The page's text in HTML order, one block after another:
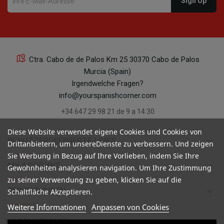
Ctra. Cabo de de Palos Km 25 30370 Cabo de Palos
Murcia (Spain)
Irgendwelche Fragen?
info@yourspanishcorner.com
+34 647 29 98 21 de 9 a 14:30
BENUTZERDEFINIERTE LINKS keyboard_arrow_down
MY ACCOUNT keyboard_arrow_down
BEWERTUNGEN
INFORMATIONEN
Diese Website verwendet eigene Cookies und Cookies von
Drittanbietern, um unsereDienste zu verbessern. Und zeigen
Sie Werbung in Bezug auf Ihre Vorlieben, indem Sie Ihre
Gewohnheiten analysieren navigation. Um Ihre Zustimmung
zu seiner Verwendung zu geben, klicken Sie auf die
Schaltfläche Akzeptieren.
Weitere Informationen Anpassen von Cookies